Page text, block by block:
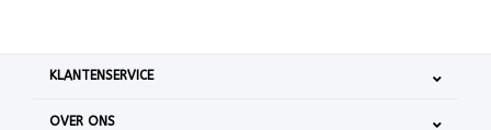
KLANTENSERVICE
OVER ONS